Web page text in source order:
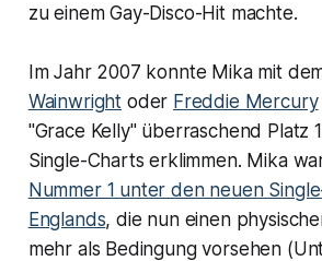
zu einem Gay-Disco-Hit machte.
Im Jahr 2007 konnte Mika mit
Wainwright oder Freddie Mercury
"Grace Kelly" überraschend Platz
Single-Charts erklimmen. Mika
Nummer 1 unter den neuen
Englands, die nun einen
mehr als Bedingung vorsehen